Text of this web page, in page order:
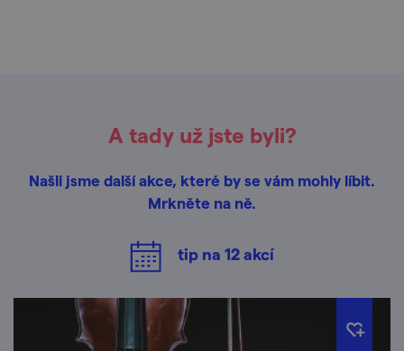
A tady už jste byli?
Našli jsme další akce, které by se vám mohly líbit.
Mrkněte na ně.
tip na 12akcí